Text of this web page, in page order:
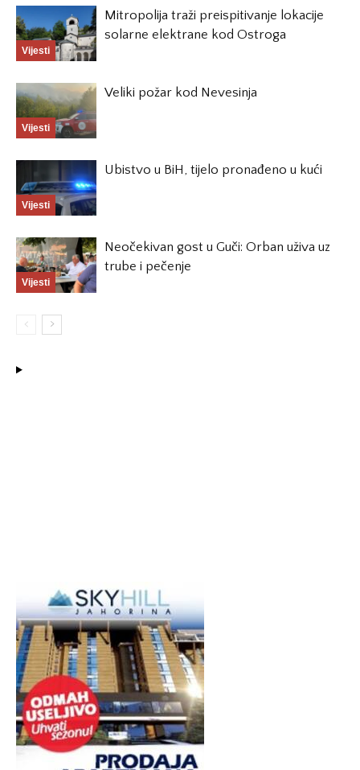
Vijesti
Mitropolija traži preispitivanje lokacije
solarne elektrane kod Ostroga
Vijesti
Veliki požar kod Nevesinja
Vijesti
Ubistvo u BiH, tijelo pronađeno u kući
Vijesti
Neočekivan gost u Guči: Orban uživa uz
trube i pečenje